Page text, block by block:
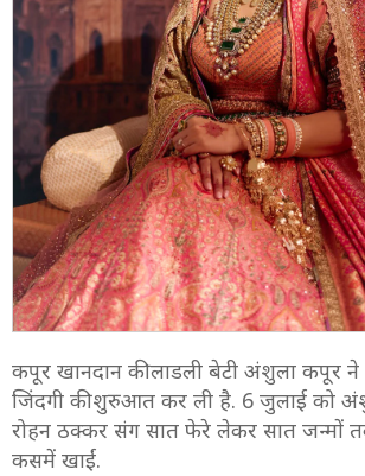
कपूर खानदान की लाडली बेटी अंशुला कपूर
जिंदगी की शुरुआत कर ली है. 6 जुलाई को
रोहन ठक्कर संग सात फेरे लेकर सात जन्मों
कसमें खाईं.